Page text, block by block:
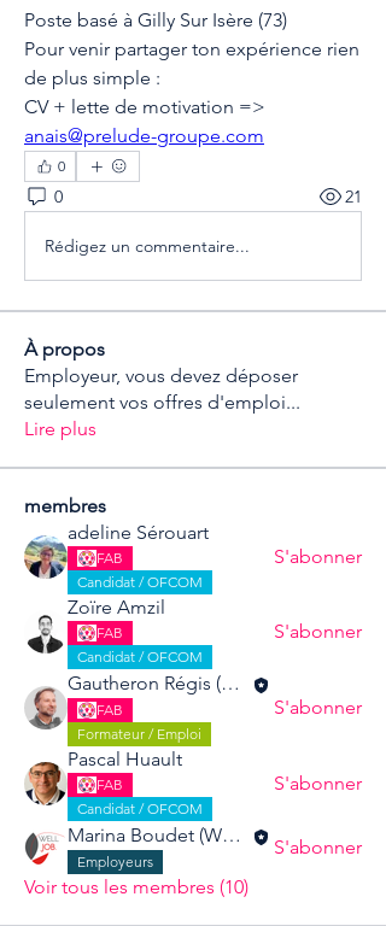
Poste basé à Gilly Sur Isère (73)
Pour venir partager ton expérience rien
de plus simple :
anais@prelude-groupe.com
0
0 21
Rédigez un commentaire...
À propos
Employeur, vous devez déposer
seulement vos offres d'emploi...
Lire plus
membres
adeline Sérouart
FAB
Candidat / OFCOM
S'abonner
Zoïre Amzil
FAB
Candidat / OFCOM
S'abonner
Gautheron Régis (Fab'RH Savoie)
FAB
Formateur / Emploi
S'abonner
Pascal Huault
FAB
Candidat / OFCOM
S'abonner
Marina Boudet (Welljob)
Employeurs
S'abonner
Voir tous les membres (10)